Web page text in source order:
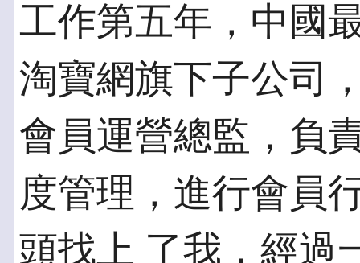
工作第五年，中國
淘寶網旗下子公司
會員運營總監，負
度管理，進行會員
頭找上 了我，經過